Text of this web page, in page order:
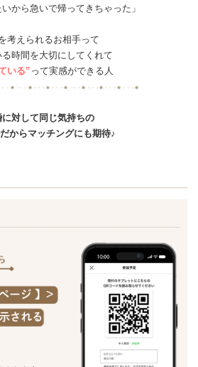
いから急いで帰ってきちゃった」
考えられるお相手って
時間を大切にしてくれて
いる” って実感ができる人
に対して同じ気持ちの
からマッチングにも期待♪